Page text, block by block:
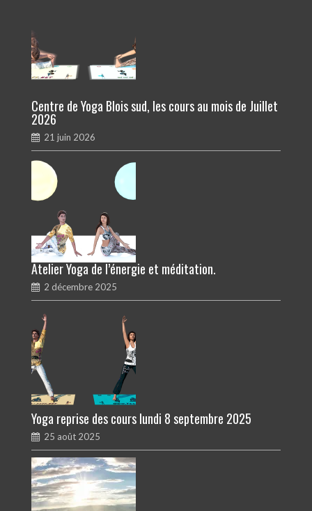
Centre de Yoga Blois sud, les cours au mois de Juillet
2026
21 juin 2026
Atelier Yoga de l’énergie et méditation.
2 décembre 2025
Yoga reprise des cours lundi 8 septembre 2025
25 août 2025